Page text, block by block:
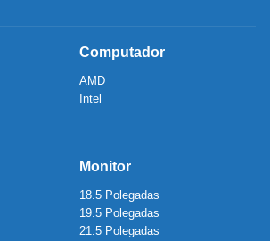
Computador
AMD
Intel
Monitor
18.5 Polegadas
19.5 Polegadas
21.5 Polegadas